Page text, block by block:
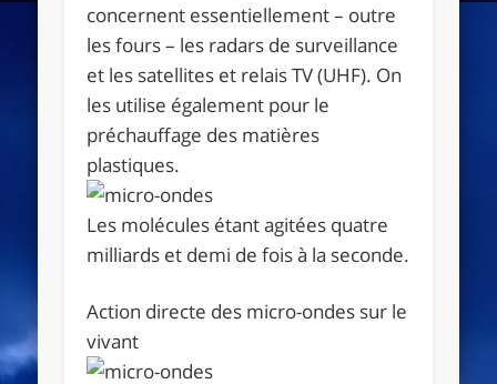
concernent essentiellement – outre
les fours – les radars de surveillance
et les satellites et relais TV (UHF). On
les utilise également pour le
préchauffage des matières
plastiques.
Les molécules étant agitées quatre
milliards et demi de fois à la seconde.
Action directe des micro-ondes sur le
vivant